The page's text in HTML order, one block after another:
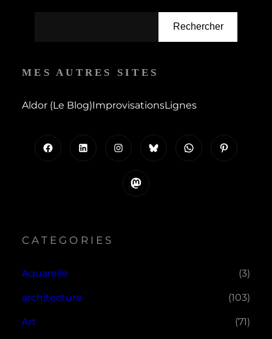
Rechercher
MES AUTRES SITES
Aldor (le Blog)ImprovisationsLignes
Instagram WhatsApp
Mastodon
CATEGORIES
Aquarelle (3)
architecture (103)
Art (71)